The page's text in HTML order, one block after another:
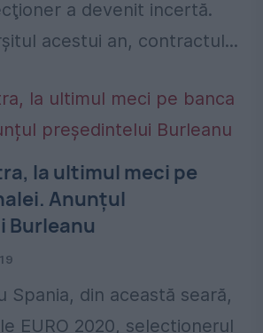
a devenit incertă.
acestui an, contractul...
la ultimul meci pe
Anunțul
Burleanu
Spania, din această seară,
EURO 2020, selecționerul